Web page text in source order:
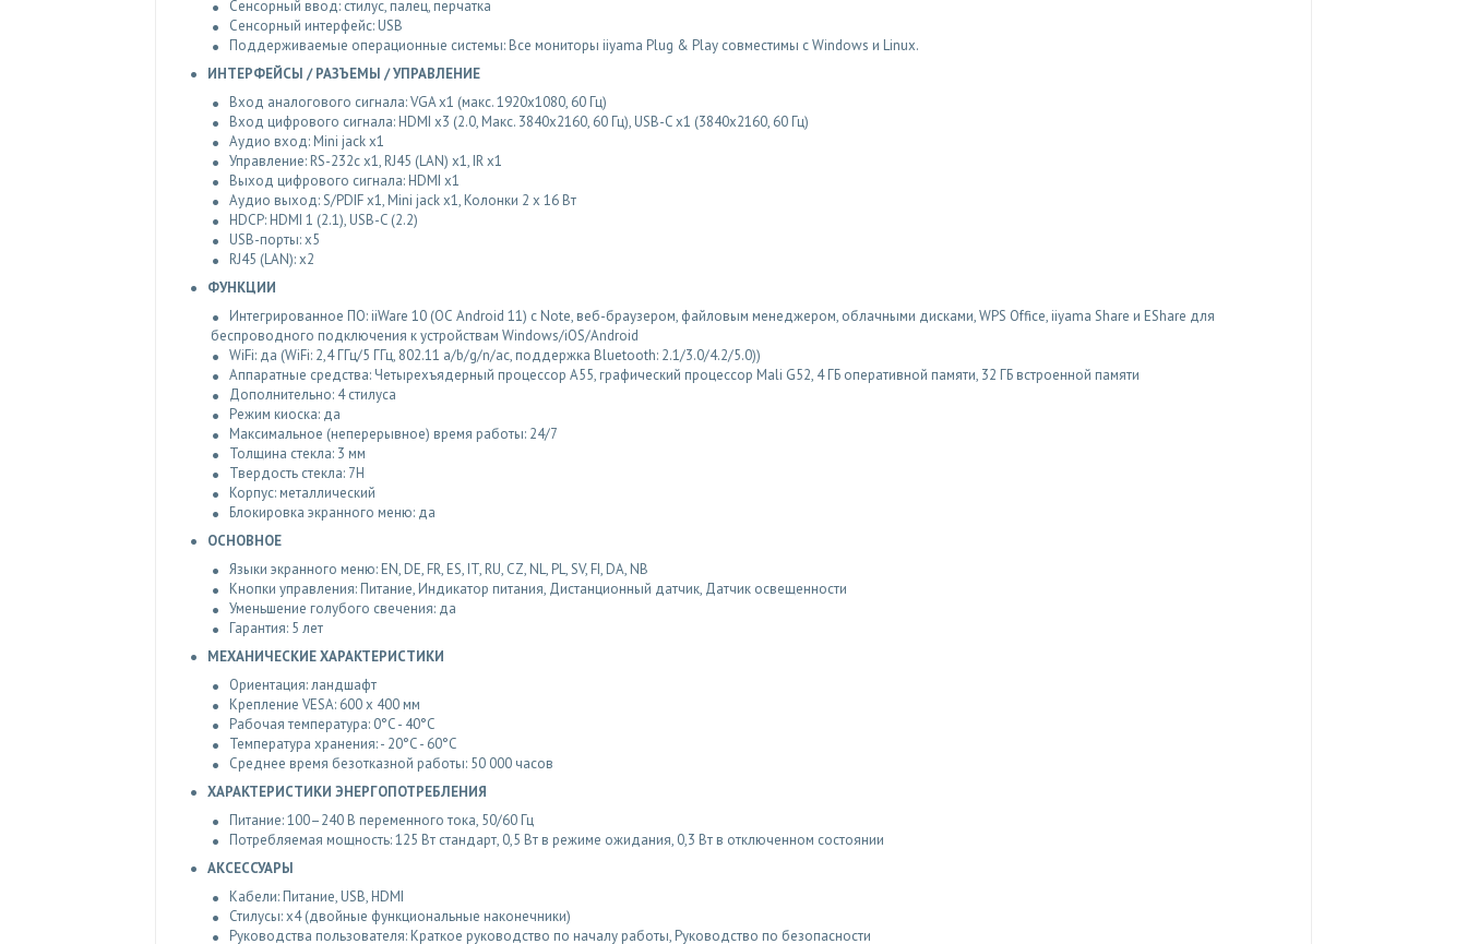
Сенсорный ввод: стилус, палец, перчатка
Сенсорный интерфейс: USB
Поддерживаемые операционные системы: Все мониторы iiyama Plug & Play совместимы с Windows и Linux.
ИНТЕРФЕЙСЫ / РАЗЪЕМЫ / УПРАВЛЕНИЕ
Вход аналогового сигнала: VGA x1 (макс. 1920x1080, 60 Гц)
Вход цифрового сигнала: HDMI x3 (2.0, Макс. 3840x2160, 60 Гц), USB-C x1 (3840x2160, 60 Гц)
Аудио вход: Mini jack x1
Управление: RS-232c x1, RJ45 (LAN) x1, IR x1
Выход цифрового сигнала: HDMI x1
Аудио выход: S/PDIF x1, Mini jack x1, Колонки 2 x 16 Вт
HDCP: HDMI 1 (2.1), USB-C (2.2)
USB-порты: x5
RJ45 (LAN): x2
ФУНКЦИИ
Интегрированное ПО: iiWare 10 (ОС Android 11) с Note, веб-браузером, файловым менеджером, облачными дисками, WPS Office, iiyama Share и EShare для
беспроводного подключения к устройствам Windows/iOS/Android
WiFi: да (WiFi: 2,4 ГГц/5 ГГц, 802.11 a/b/g/n/ac, поддержка Bluetooth: 2.1/3.0/4.2/5.0))
Аппаратные средства: Четырехъядерный процессор A55, графический процессор Mali G52, 4 ГБ оперативной памяти, 32 ГБ встроенной памяти
Дополнительно: 4 стилуса
Режим киоска: да
Максимальное (неперерывное) время работы: 24/7
Толщина стекла: 3 мм
Твердость стекла: 7H
Корпус: металлический
Блокировка экранного меню: да
ОСНОВНОЕ
Языки экранного меню: EN, DE, FR, ES, IT, RU, CZ, NL, PL, SV, FI, DA, NB
Кнопки управления: Питание, Индикатор питания, Дистанционный датчик, Датчик освещенности
Уменьшение голубого свечения: да
Гарантия: 5 лет
МЕХАНИЧЕСКИЕ ХАРАКТЕРИСТИКИ
Ориентация: ландшафт
Крепление VESA: 600 x 400 мм
Рабочая температура: 0°C - 40°C
Температура хранения: - 20°C - 60°C
Среднее время безотказной работы: 50 000 часов
ХАРАКТЕРИСТИКИ ЭНЕРГОПОТРЕБЛЕНИЯ
Питание: 100–240 В переменного тока, 50/60 Гц
Потребляемая мощность: 125 Вт стандарт, 0,5 Вт в режиме ожидания, 0,3 Вт в отключенном состоянии
АКСЕССУАРЫ
Кабели: Питание, USB, HDMI
Стилусы: x4 (двойные функциональные наконечники)
Руководства пользователя: Краткое руководство по началу работы, Руководство по безопасности